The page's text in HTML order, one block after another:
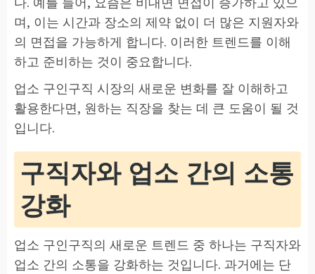
며, 이는 시간과 장소의 제약 없이 더 많은 지원자와
의 면접을 가능하게 합니다. 이러한 트렌드를 이해
하고 준비하는 것이 중요합니다.
업소 구인구직 시장의 새로운 변화를 잘 이해하고
활용한다면, 원하는 직장을 찾는 데 큰 도움이 될 것
입니다.
구직자와 업소 간의 소통
강화
업소 구인구직의 새로운 트렌드 중 하나는 구직자와
업소 간의 소통을 강화하는 것입니다. 과거에는 단